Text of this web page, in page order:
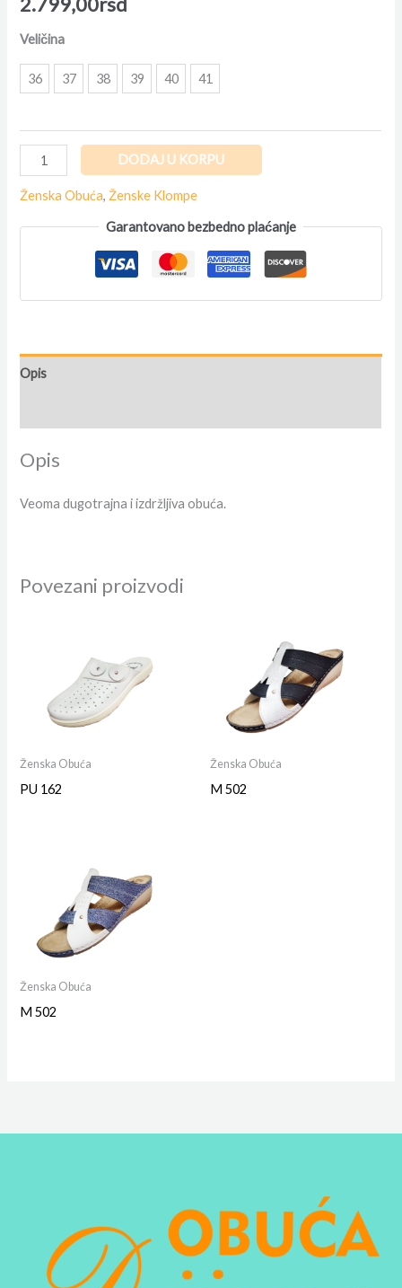
Veličina
36 37 38 39 40 41
DODAJ U KORPU
Ženska Obuća, Ženske Klompe
Garantovano bezbedno plaćanje
Opis
Opis
Veoma dugotrajna i izdržljiva obuća.
Povezani proizvodi
Ženska Obuća
PU 162
Ženska Obuća
M 502
Ženska Obuća
M 502